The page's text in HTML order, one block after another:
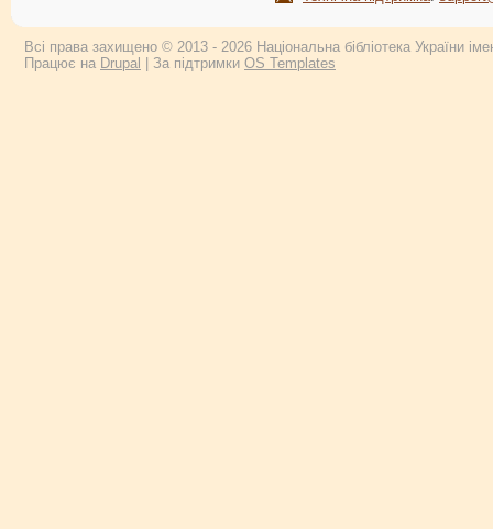
Всі права захищено © 2013 - 2026 Національна бібліотека України
Працює на Drupal | За підтримки OS Templates